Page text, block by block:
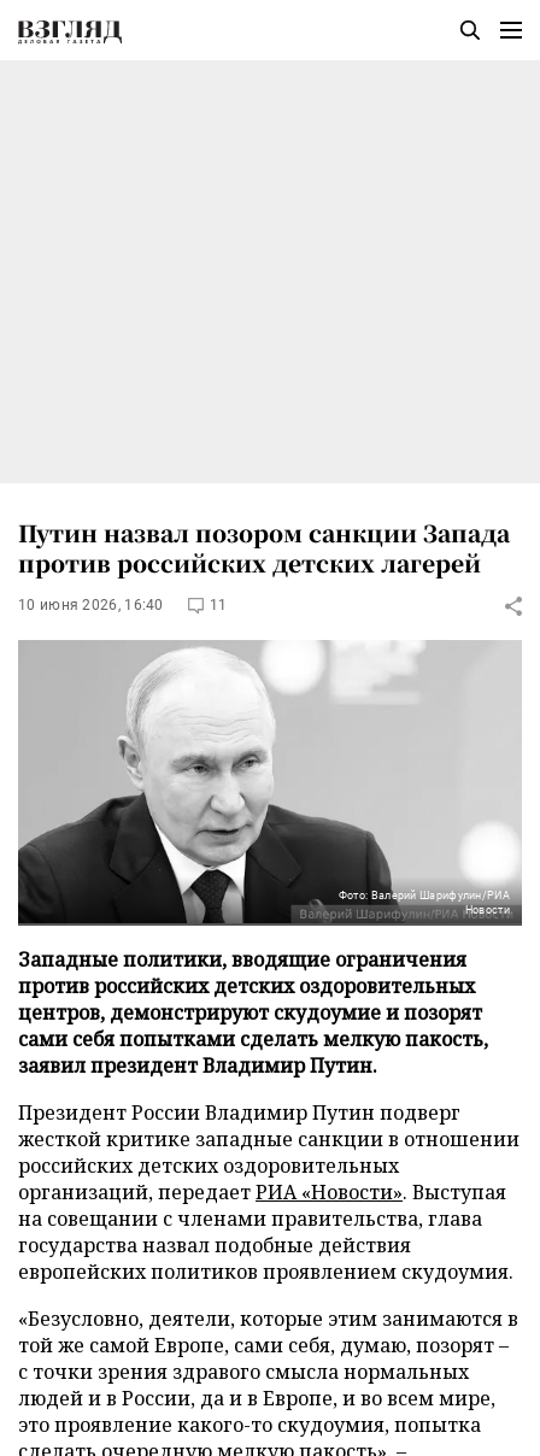
Путин назвал позором санкции Запада
против российских детских лагерей
10 июня 2026, 16:40 11
Фото: Валерий Шарифулин/РИА
Новости
Западные политики, вводящие ограничения
против российских детских оздоровительных
центров, демонстрируют скудоумие и позорят
сами себя попытками сделать мелкую пакость,
заявил президент Владимир Путин.
Президент России Владимир Путин подверг
жесткой критике западные санкции в отношении
российских детских оздоровительных
организаций, передаетРИА «Новости». Выступая
на совещании с членами правительства, глава
государства назвал подобные действия
европейских политиков проявлением скудоумия.
«Безусловно, деятели, которые этим занимаются в
той же самой Европе, сами себя, думаю, позорят –
с точки зрения здравого смысла нормальных
людей и в России, да и в Европе, и во всем мире,
это проявление какого-то скудоумия, попытка